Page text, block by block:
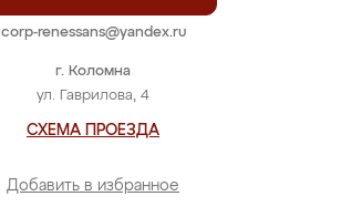
г. Коломна
ул. Гаврилова, 4
СХЕМА ПРОЕЗДА
Добавить в избранное
corp-renessans@yandex.ru